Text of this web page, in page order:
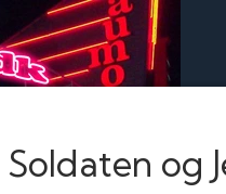
Soldaten og